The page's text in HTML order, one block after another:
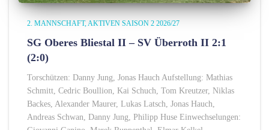
2. MANNSCHAFT AKTIVEN SAISON 2 2026/27
SG Oberes Bliestal II – SV Überroth II 2:1
(2:0)
Torschützen: Danny Jung, Jonas Hauch Aufstellung: Mathias
Schmitt, Cedric Boullion, Kai Schuch, Tom Kreutzer, Niklas
Backes, Alexander Maurer, Lukas Latsch, Jonas Hauch,
Andreas Schwan, Danny Jung, Philipp Huse Einwechselungen: